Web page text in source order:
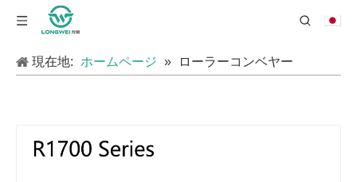
現在地: ホームページ » ローラーコンベヤー